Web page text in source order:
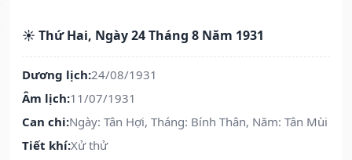
☀️ Thứ Hai, Ngày 24 Tháng 8 Năm 1931
Dương lịch:24/08/1931
Âm lịch:11/07/1931
Can chi:Ngày: Tân Hợi, Tháng: Bính Thân, Năm: Tân Mùi
Tiết khí:Xử thử